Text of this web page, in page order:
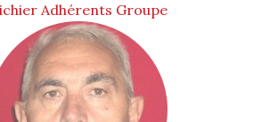
Adhérents Groupe
Animation